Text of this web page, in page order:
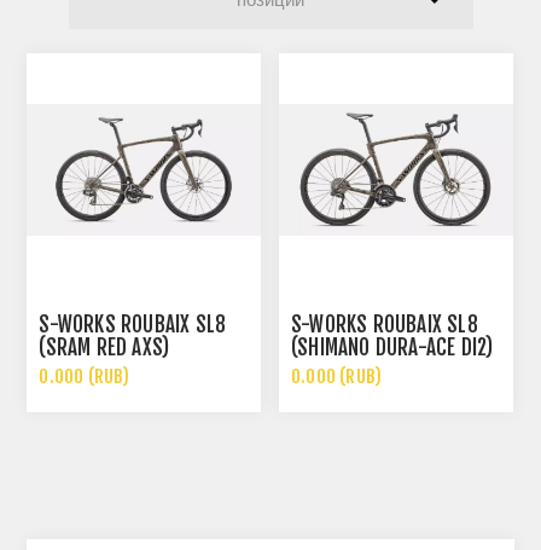
S-WORKS ROUBAIX SL8
(SRAM RED AXS)
0.000 (RUB)
S-WORKS ROUBAIX SL8
(SHIMANO DURA-ACE DI2)
0.000 (RUB)